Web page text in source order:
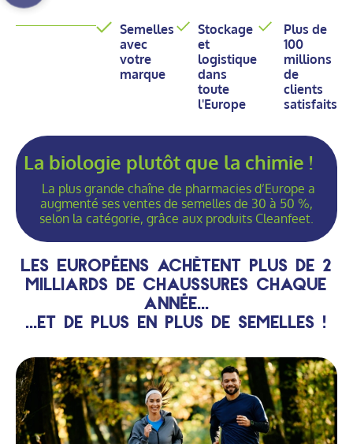
Semelles
avec
votre
marque
Stockage
et
logistique
dans
toute
l'Europe
Plus de
100
millions
de
clients
satisfaits
La biologie plutôt que la chimie !
La plus grande chaîne de pharmacies d’Europe a
augmenté ses ventes de semelles de 30 à 50 %,
selon la catégorie, grâce aux produits Cleanfeet.
Les Européens achètent plus de 2
milliards de chaussures chaque
année...
...et de plus en plus de semelles !